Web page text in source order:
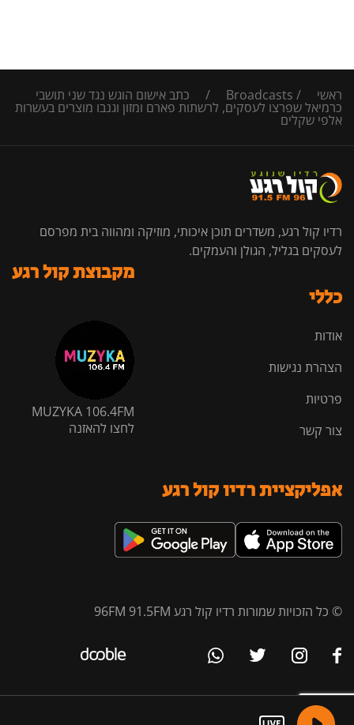
ראשי /
Broadcasts
/ כתב אישום הוגש נגד שני תושבי
כרמיאל שפרצו לעסקים, לרשתות פארם ומזון וגנבו מוצרים בעשרות
אלפי שקלים
רדיו קול רגע, משדרים תוכן איכותי, מוזיקה ומהווה בית מפרסם
לעסקים בגליל, הגולן והעמקים.
כללי
אודות
הצהרת נגישות
פרטיות
צור קשר
מקבוצת קול רגע
MUZYKA 106.4FM
לחצו להאזנה
אפליקציית רדיו קול רגע
© כל הזכויות שמורות רדיו קול רגע 96FM 91.5FM